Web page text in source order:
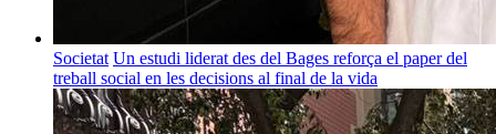
Societat Un estudi liderat des del Bages reforça el paper del
treball social en les decisions al final de la vida